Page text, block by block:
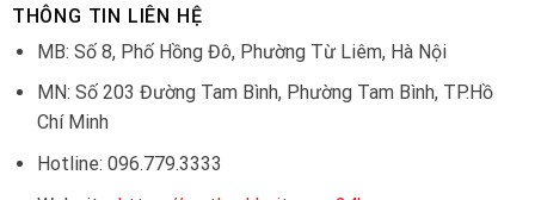
THÔNG TIN LIÊN HỆ
MB: Số 8, Phố Hồng Đô, Phường Từ Liêm, Hà Nội
MN: Số 203 Đường Tam Bình, Phường Tam Bình, TP.Hồ
Chí Minh
Hotline: 096.779.3333